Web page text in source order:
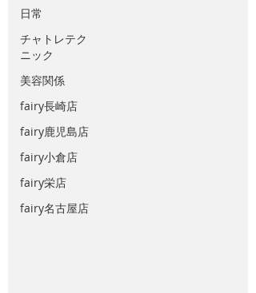
日常
チャトレテク
ニック
美容関係
fairy長崎店
fairy鹿児島店
fairy小倉店
fairy栄店
fairy名古屋店